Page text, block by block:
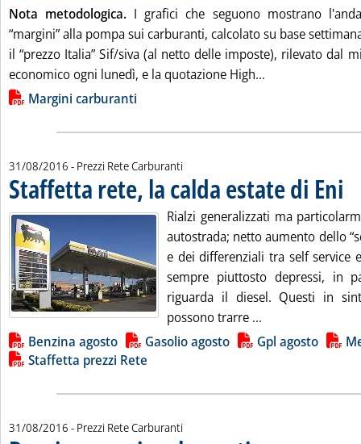
Nota metodologica. I grafici che seguono mostrano
“margini” alla pompa sui carburanti, calcolato su base
il “prezzo Italia” Sif/siva (al netto delle imposte), rilevato dal
economico ogni lunedì, e la quotazione High...
Lista allegati PDF alla notizia
Margini carburanti
31/08/2016 - Prezzi Rete Carburanti
Staffetta rete, la calda estate di Eni
Rialzi generalizzati ma
autostrada; netto aumento dello
e dei differenziali tra self service
sempre piuttosto depressi, in
riguarda il diesel. Questi in
possono trarre ...
Lista allegati PDF alla notizia
Benzina agosto Gasolio agosto Gpl agosto
Staffetta prezzi Rete
31/08/2016 - Prezzi Rete Carburanti